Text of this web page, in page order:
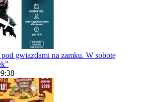
gwiazdami na zamku. W sobotę